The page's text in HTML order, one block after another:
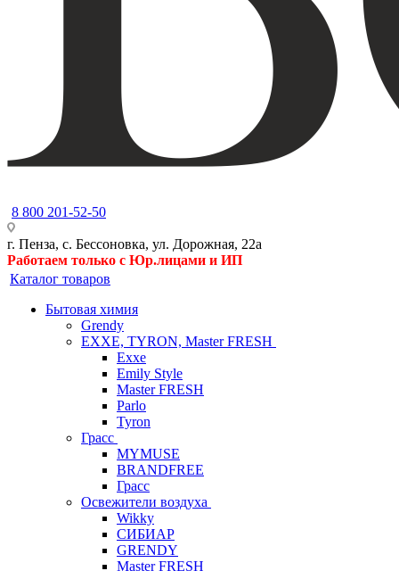
8 800 201-52-50
г. Пенза, с. Бессоновка, ул. Дорожная, 22а
Работаем только с Юр.лицами и ИП
Каталог товаров
Бытовая химия
Grendy
EXXE, TYRON, Master FRESH
Exxe
Emily Style
Master FRESH
Parlo
Tyron
Грасс
MYMUSE
BRANDFREE
Грасс
Освежители воздуха
Wikky
СИБИАР
GRENDY
Master FRESH